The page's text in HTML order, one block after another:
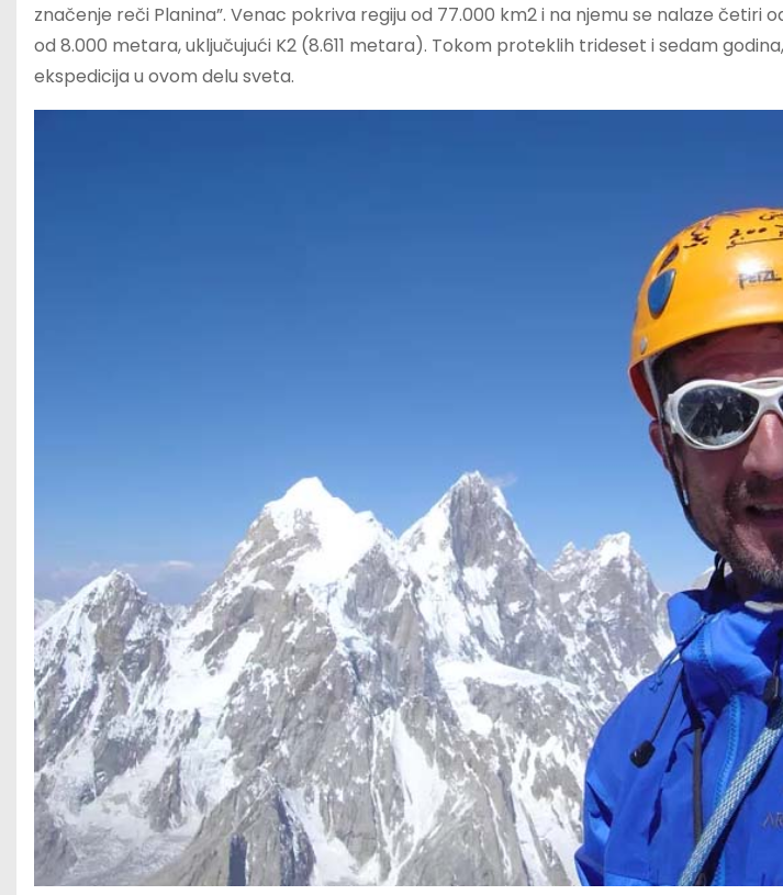
značenje reči Planina”. Venac pokriva regiju od 77.000 km2 i na njemu se nalaze četiri
od 8.000 metara, uključujući K2 (8.611 metara). Tokom proteklih trideset i sedam
ekspedicija u ovom delu sveta.